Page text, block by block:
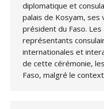
diplomatique et
palais de Kosyam, ses
président du Faso.
représentants
internationales et
de cette cérémonie,
Faso, malgré le